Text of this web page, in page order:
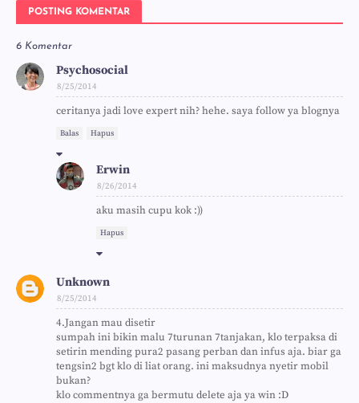
POSTING KOMENTAR
6 Komentar
Psychosocial
8/25/2014
ceritanya jadi love expert nih? hehe. saya follow ya blognya
Balas Hapus
Erwin
8/26/2014
aku masih cupu kok :))
Hapus
Unknown
8/25/2014
4.Jangan mau disetir
sumpah ini bikin malu 7turunan 7tanjakan, klo terpaksa di
setirin mending pura2 pasang perban dan infus aja. biar ga
tengsin2 bgt klo di liat orang. ini maksudnya nyetir mobil
bukan?
klo commentnya ga bermutu delete aja ya win :D